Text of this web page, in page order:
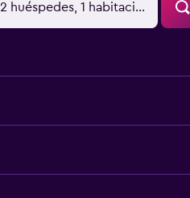
2 huéspedes, 1 habitación